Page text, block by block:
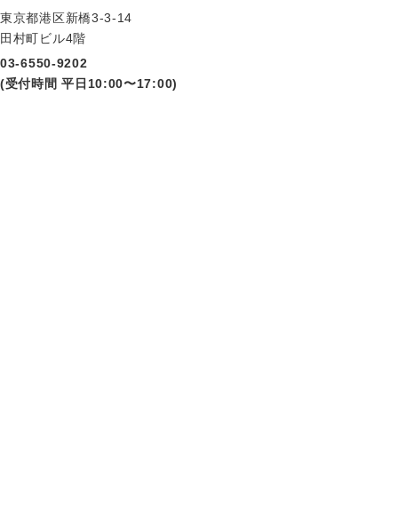
東京都港区新橋3-3-14
田村町ビル4階
03-6550-9202
(受付時間 平日10:00〜17:00)